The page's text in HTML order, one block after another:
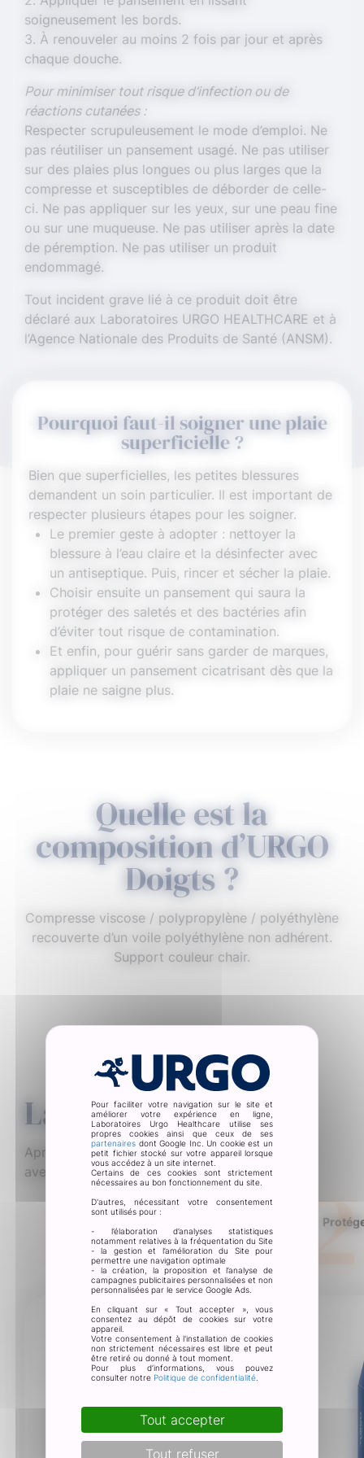
soigneusement les bords.
3. À renouveler au moins 2 fois par jour et après
chaque douche.
Pour minimiser tout risque d’infection ou de
réactions cutanées :
Respecter scrupuleusement le mode d’emploi. Ne
pas réutiliser un pansement usagé. Ne pas utiliser
sur des plaies plus longues ou plus larges que la
compresse et susceptibles de déborder de celle-
ci. Ne pas appliquer sur les yeux, sur une peau fine
ou sur une muqueuse. Ne pas utiliser après la date
de péremption. Ne pas utiliser un produit
endommagé.
Tout incident grave lié à ce produit doit être
déclaré aux Laboratoires URGO HEALTHCARE et à
l’Agence Nationale des Produits de Santé (ANSM).
Pourquoi faut-il soigner une plaie
superficielle ?
Bien que superficielles, les petites blessures
demandent un soin particulier. Il est important de
respecter plusieurs étapes pour les soigner.
Le premier geste à adopter : nettoyer la
blessure à l’eau claire et la désinfecter avec
un antiseptique. Puis, rincer et sécher la plaie.
Choisir ensuite un pansement qui saura la
protéger des saletés et des bactéries afin
d’éviter tout risque de contamination.
Et enfin, pour guérir sans garder de marques,
appliquer un pansement cicatrisant dès que la
plaie ne saigne plus.
Quelle est la
composition d’URGO
Doigts ?
Compresse viscose / polypropylène / polyéthylène
recouverte d’un voile polyéthylène non adhérent.
Support couleur chair.
La routine associée
Après avoir désinfecté la plaie et son pourtour
avec un antiseptique adapté :
1 2
Pour faciliter votre navigation sur le site et
améliorer votre expérience en ligne,
Laboratoires Urgo Healthcare utilise ses
propres cookies ainsi que ceux de ses
partenaires dont Google Inc. Un cookie est un
petit fichier stocké sur votre appareil lorsque
vous accédez à un site internet.
Certains de ces cookies sont strictement
nécessaires au bon fonctionnement du site.
D'autres, nécessitant votre consentement
sont utilisés pour :
- l’élaboration d’analyses statistiques
notamment relatives à la fréquentation du Site
- la gestion et l’amélioration du Site pour
permettre une navigation optimale
- la création, la proposition et l’analyse de
campagnes publicitaires personnalisées et non
personnalisées par le service Google Ads.
En cliquant sur « Tout accepter », vous
consentez au dépôt de cookies sur votre
appareil.
Votre consentement à l'installation de cookies
non strictement nécessaires est libre et peut
être retiré ou donné à tout moment.
Pour plus d’informations, vous pouvez
consulter notre Politique de confidentialité
Tout accepter
Tout refuser